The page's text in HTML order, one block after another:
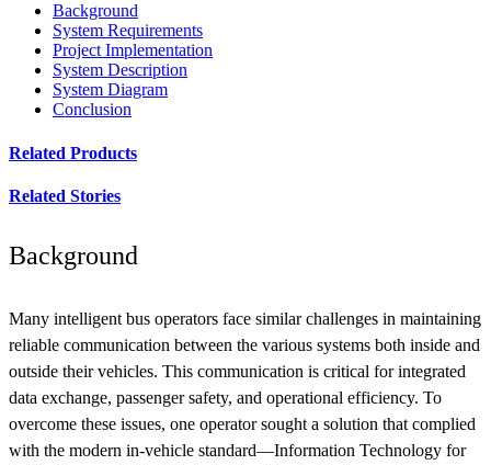
Background
System Requirements
Project Implementation
System Description
System Diagram
Conclusion
Related Products
Related Stories
Background
Many intelligent bus operators face similar challenges in maintaining
reliable communication between the various systems both inside and
outside their vehicles. This communication is critical for integrated
data exchange, passenger safety, and operational efficiency. To
overcome these issues, one operator sought a solution that complied
with the modern in-vehicle standard—Information Technology for